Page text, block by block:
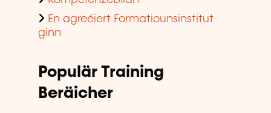
En agreéiert Formatiounsinstitut
ginn
Populär Training
Beräicher